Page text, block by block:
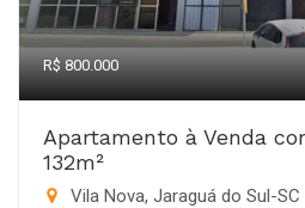
R$ 800.000
Apartamento à Venda
132m²
Vila Nova, Jaraguá do Sul-SC